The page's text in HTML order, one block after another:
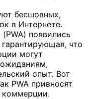
бесшовных,
в Интернете.
появились
что
могут
опыт. Вот
PWA привносят
коммерции.